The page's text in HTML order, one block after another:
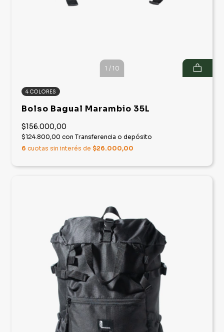
1 / 10
4 COLORES
Bolso Bagual Marambio 35L
$156.000,00
$124.800,00 con Transferencia o depósito
6 cuotas sin interés de $26.000,00